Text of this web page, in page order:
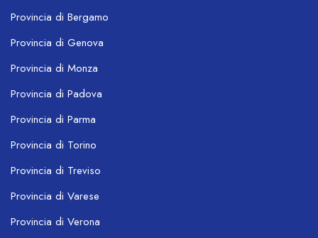
Provincia di Bergamo
Provincia di Genova
Provincia di Monza
Provincia di Padova
Provincia di Parma
Provincia di Torino
Provincia di Treviso
Provincia di Varese
Provincia di Verona